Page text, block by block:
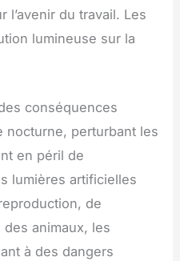
l’avenir du travail. Les
lumineuse sur la
conséquences
nocturne, perturbant les
en péril de
lumières artificielles
de
animaux, les
à des dangers